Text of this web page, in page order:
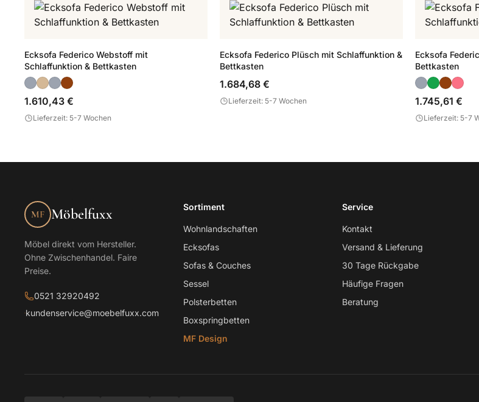
Ecksofa Federico Webstoff mit
Schlaffunktion & Bettkasten
1.610,43 €
Lieferzeit: 5-7 Wochen
Ecksofa Federico Plüsch mit Schlaffunktion &
Bettkasten
1.684,68 €
Lieferzeit: 5-7 Wochen
Ecksofa
Bettkasten
1.745,61 €
Lieferzeit: 5-7
MF Möbelfuxx
Möbel direkt vom Hersteller.
Ohne Zwischenhandel. Faire
Preise.
0521 32920492
kundenservice@moebelfuxx.com
Sortiment
Wohnlandschaften
Ecksofas
Sofas & Couches
Sessel
Polsterbetten
Boxspringbetten
MF Design
Service
Kontakt
Versand & Lieferung
30 Tage Rückgabe
Häufige Fragen
Beratung